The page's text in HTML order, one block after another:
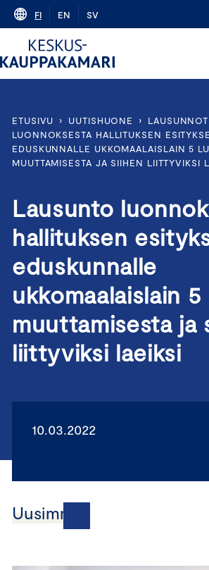
Skip
content
FI EN SV
ETUSIVU › UUTISHUONE › LAUSUNNOT
LUONNOKSESTA HALLITUKSEN
EDUSKUNNALLE UKKOMAALAISLAIN 5
MUUTTAMISESTA JA SIIHEN LIITTYVIKSI
Lausunto
hallituksen
eduskunnalle
ukkomaalaislain
muuttamisesta ja
liittyviksi laeiksi
10.03.2022
Uusimmat